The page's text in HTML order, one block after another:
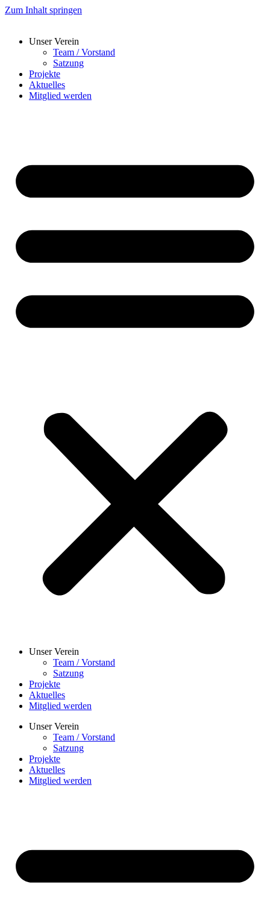
Zum Inhalt springen
Unser Verein
Team / Vorstand
Satzung
Projekte
Aktuelles
Mitglied werden
Unser Verein
Team / Vorstand
Satzung
Projekte
Aktuelles
Mitglied werden
Unser Verein
Team / Vorstand
Satzung
Projekte
Aktuelles
Mitglied werden